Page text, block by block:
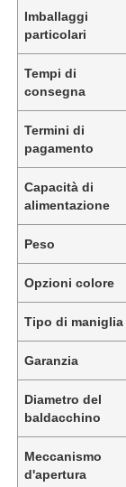
Imballaggi
particolari
Tempi di
consegna
Termini di
pagamento
Capacità di
alimentazione
Peso
Opzioni colore
Tipo di maniglia
Garanzia
Diametro del
baldacchino
Meccanismo
d'apertura